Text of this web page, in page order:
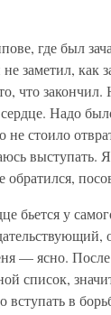
где был
заметил, как
что
Надо
стоило
бьется у
— ясно.
список,
вступать в